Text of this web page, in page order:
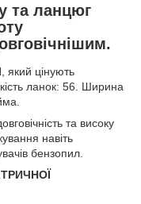
та ланцюг
який цінують
ланок: 56. Ширина
та високу
навіть
бензопил.